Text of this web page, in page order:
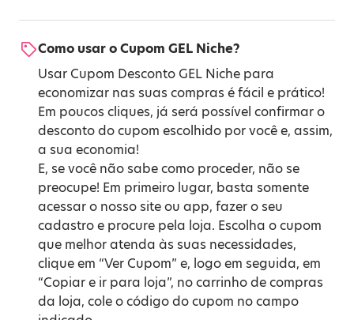
Como usar o Cupom GEL Niche?
Usar Cupom Desconto GEL Niche para
economizar nas suas compras é fácil e prático!
Em poucos cliques, já será possível confirmar o
desconto do cupom escolhido por você e, assim,
a sua economia!
E, se você não sabe como proceder, não se
preocupe! Em primeiro lugar, basta somente
acessar o nosso site ou app, fazer o seu
cadastro e procure pela loja. Escolha o cupom
que melhor atenda às suas necessidades,
clique em “Ver Cupom” e, logo em seguida, em
“Copiar e ir para loja”, no carrinho de compras
da loja, cole o código do cupom no campo